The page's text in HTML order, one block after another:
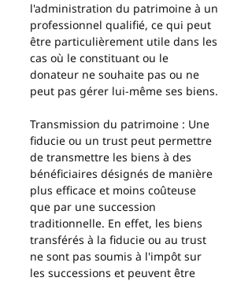
l'administration du patrimoine à un
professionnel qualifié, ce qui peut
être particulièrement utile dans les
cas où le constituant ou le
donateur ne souhaite pas ou ne
peut pas gérer lui-même ses biens.
Transmission du patrimoine : Une
fiducie ou un trust peut permettre
de transmettre les biens à des
bénéficiaires désignés de manière
plus efficace et moins coûteuse
que par une succession
traditionnelle. En effet, les biens
transférés à la fiducie ou au trust
ne sont pas soumis à l'impôt sur
les successions et peuvent être